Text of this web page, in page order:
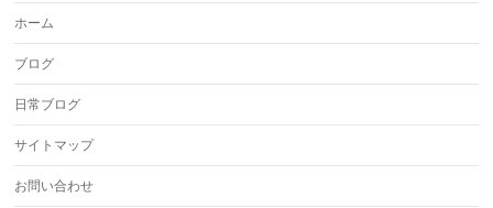
炭そ病・萎黄病対策
ホーム
ブログ
日常ブログ
サイトマップ
お問い合わせ